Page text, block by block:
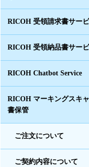
RICOH 受領請求書サー
RICOH 受領納品書サー
RICOH Chatbot Service
RICOH マーキングスキ
書保管
ご注文について
ご契約内容について